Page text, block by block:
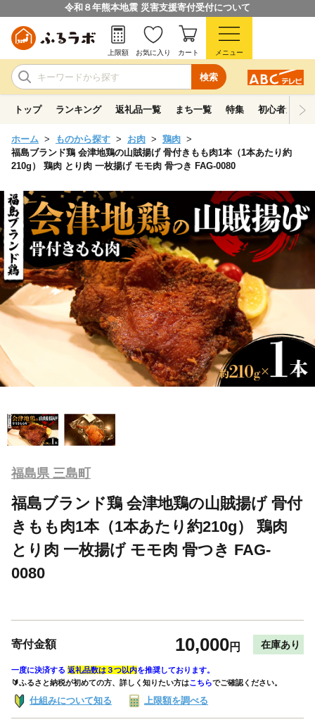
令和８年熊本地震 災害支援寄付受付について
検索
上限額 お気に入り カート メニュー
トップ ランキング 返礼品一覧 まち一覧 特集 初心者ガイド
ホーム ものから探す お肉
鶏肉
福島ブランド鶏 会津地鶏の山賊揚げ 骨付きもも肉1本（1本あたり約
210g） 鶏肉 とり肉 一枚揚げ モモ肉 骨つき FAG-0080
福島県 三島町
福島ブランド鶏 会津地鶏の山賊揚げ 骨付
きもも肉1本（1本あたり約210g） 鶏肉
とり肉 一枚揚げ モモ肉 骨つき FAG-
0080
寄付金額 10,000円 在庫あり
一度に決済する 返礼品数は３つ以内を推奨しております。
🔰ふるさと納税が初めての方、詳しく知りたい方はこちらでご確認ください。
仕組みについて知る 上限額を調べる